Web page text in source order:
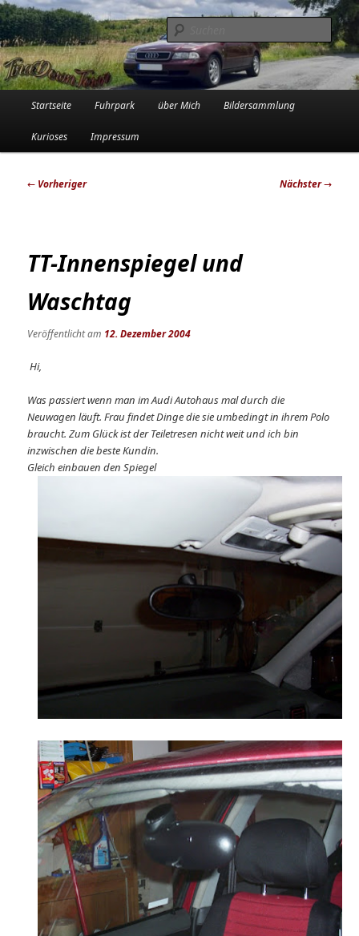
Zum
primären
Inhalt
springenTinadowntown
Die Audi-Schrauberin und ihre Erlebnisse in der Garage
Startseite Fuhrpark über Mich Bildersammlung
Kurioses Impressum
Beitragsnavigation
← Vorheriger Nächster→
TT-Innenspiegel und
Waschtag
Veröffentlicht am 12. Dezember 2004
Hi,
Was passiert wenn man im Audi Autohaus mal durch die
Neuwagen läuft. Frau findet Dinge die sie umbedingt in ihrem Polo
braucht. Zum Glück ist der Teiletresen nicht weit und ich bin
inzwischen die beste Kundin.
Gleich einbauen den Spiegel